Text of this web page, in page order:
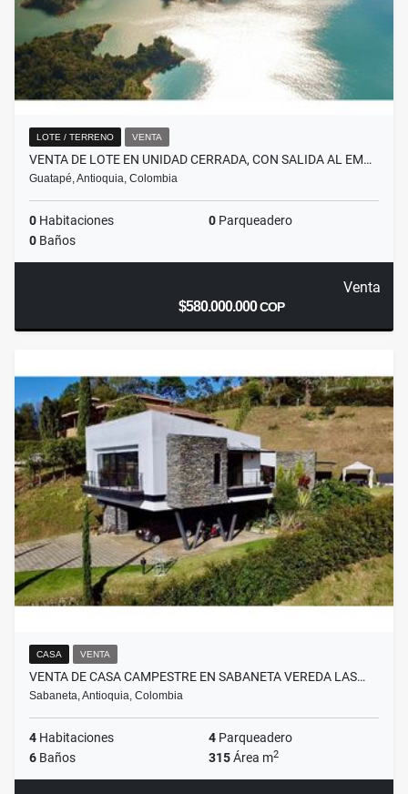
LOTE / TERRENO VENTA
VENTA DE LOTE EN UNIDAD CERRADA, CON SALIDA AL EM…
Guatapé, Antioquia, Colombia
0 Habitaciones 0 Parqueadero
0 Baños
Venta
$580.000.000COP
CASA VENTA
VENTA DE CASA CAMPESTRE EN SABANETA VEREDA LAS…
Sabaneta, Antioquia, Colombia
4 Habitaciones 4 Parqueadero
6 Baños 315Área m2